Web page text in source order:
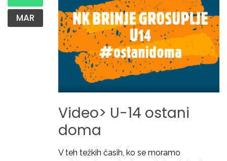
MAR
Video> U-14 ostani
doma
V teh težkih časih, ko se moramo